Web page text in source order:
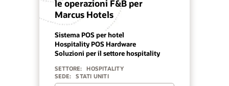
le operazioni F&B per
Marcus Hotels
Sistema POS per hotel
Hospitality POS Hardware
Soluzioni per il settore hospitality
SETTORE:
HOSPITALITY
SEDE:
STATI UNITI